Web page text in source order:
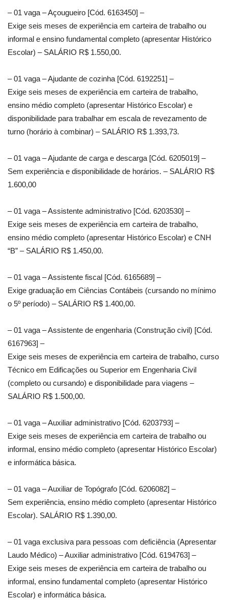
– 01 vaga – Açougueiro [Cód. 6163450] –
Exige seis meses de experiência em carteira de trabalho ou
informal e ensino fundamental completo (apresentar Histórico
Escolar) – SALÁRIO R$ 1.550,00.
– 01 vaga – Ajudante de cozinha [Cód. 6192251] –
Exige seis meses de experiência em carteira de trabalho,
ensino médio completo (apresentar Histórico Escolar) e
disponibilidade para trabalhar em escala de revezamento de
turno (horário à combinar) – SALÁRIO R$ 1.393,73.
– 01 vaga – Ajudante de carga e descarga [Cód. 6205019] –
Sem experiência e disponibilidade de horários. – SALÁRIO R$
1.600,00
– 01 vaga – Assistente administrativo [Cód. 6203530] –
Exige seis meses de experiência em carteira de trabalho,
ensino médio completo (apresentar Histórico Escolar) e CNH
“B” – SALÁRIO R$ 1.450,00.
– 01 vaga – Assistente fiscal [Cód. 6165689] –
Exige graduação em Ciências Contábeis (cursando no mínimo
o 5º período) – SALÁRIO R$ 1.400,00.
– 01 vaga – Assistente de engenharia (Construção civil) [Cód.
6167963] –
Exige seis meses de experiência em carteira de trabalho, curso
Técnico em Edificações ou Superior em Engenharia Civil
(completo ou cursando) e disponibilidade para viagens –
SALÁRIO R$ 1.500,00.
– 01 vaga – Auxiliar administrativo [Cód. 6203793] –
Exige seis meses de experiência em carteira de trabalho ou
informal, ensino médio completo (apresentar Histórico Escolar)
e informática básica.
– 01 vaga – Auxiliar de Topógrafo [Cód. 6206082] –
Sem experiência, ensino médio completo (apresentar Histórico
Escolar). SALÁRIO R$ 1.390,00.
– 01 vaga exclusiva para pessoas com deficiência (Apresentar
Laudo Médico) – Auxiliar administrativo [Cód. 6194763] –
Exige seis meses de experiência em carteira de trabalho ou
informal, ensino fundamental completo (apresentar Histórico
Escolar) e informática básica.